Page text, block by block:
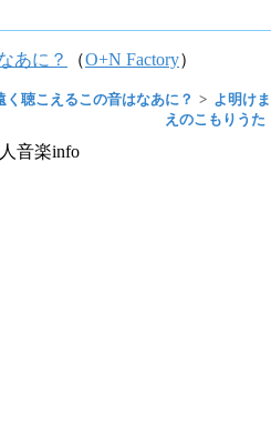
あに？ （O+N Factory）
く聴こえるこの音はなあに？
よ明けま
えのこもりうた
音楽info